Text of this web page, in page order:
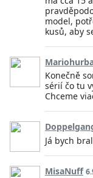
model,
kusů, aby
Konečně
sérií čo tu
Chceme
Já bych
MisaNuff